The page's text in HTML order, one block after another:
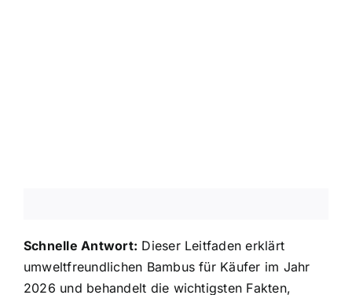
Schnelle Antwort: Dieser Leitfaden erklärt
umweltfreundlichen Bambus für Käufer im Jahr
2026 und behandelt die wichtigsten Fakten,